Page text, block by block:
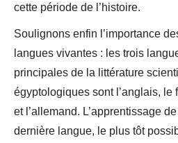
cette période de l’histoire.
Soulignons enfin l’importance
langues vivantes : les trois
principales de la littérature
égyptologiques sont l’anglais, le
et l’allemand. L’apprentissage
dernière langue, le plus tôt